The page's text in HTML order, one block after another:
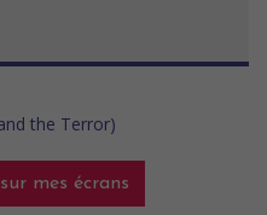
sur mes écrans